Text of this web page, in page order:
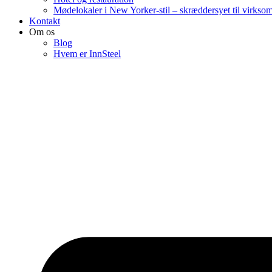
Mødelokaler i New Yorker-stil – skræddersyet til
Kontakt
Om os
Blog
Hvem er InnSteel